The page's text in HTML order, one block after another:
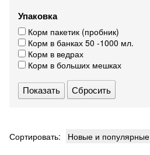
Упаковка
Корм пакетик (пробник)
Корм в банках 50 -1000 мл.
Корм в ведрах
Корм в больших мешках
Сбросить
Сортировать: Новые и популярные